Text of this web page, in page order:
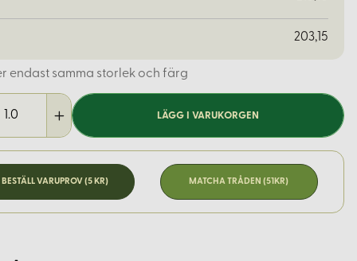
203,15
endast samma storlek och färg
LÄGG I VARUKORGEN
BESTÄLL VARUPROV (5 KR) MATCHA TRÅDEN (51KR)